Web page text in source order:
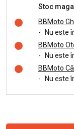
Stoc
BBMoto
-
Nu este
BBMoto
-
Nu este
BBMoto
-
Nu este